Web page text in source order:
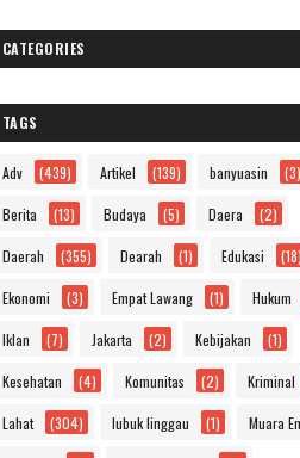
CATEGORIES
TAGS
Adv (439) Artikel (139) banyuasin (3)
Berita (13) Budaya (5) Daera (2)
Daerah (355) Dearah (1) Edukasi (18)
Ekonomi (3) Empat Lawang (1) Hukum
Iklan (7) Jakarta (2) Kebijakan (1)
Kesehatan (4) Komunitas (2) Kriminal
Lahat (304) lubuk linggau (1) Muara